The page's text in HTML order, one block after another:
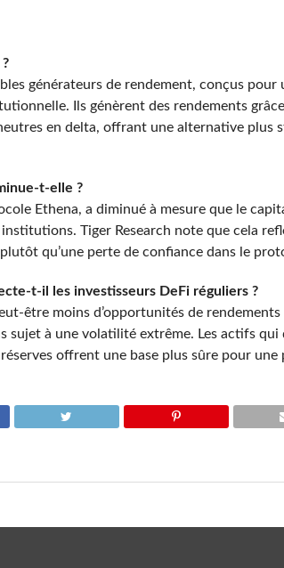
générateurs de rendement, conçus
Ils génèrent des rendements
en delta, offrant une alternative plus
t-elle ?
Ethena, a diminué à mesure que le
Tiger Research note que cela
qu’une perte de confiance dans le
t-il les investisseurs DeFi réguliers ?
être moins d’opportunités de
sujet à une volatilité extrême. Les actifs
offrent une base plus sûre pour